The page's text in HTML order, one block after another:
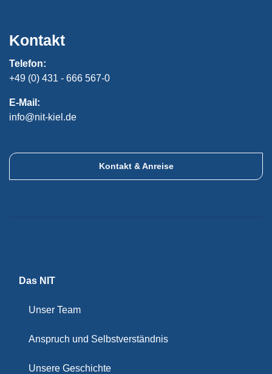
Das NIT
Unser Team
Anspruch und Selbstverständnis
Unsere Geschichte
Kontakt
Telefon:
+49 (0) 431 - 666 567-0
E-Mail:
info@nit-kiel.de
Kontakt & Anreise